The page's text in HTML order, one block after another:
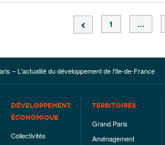
1 …
– L'actualité du développement de l'Ile-de-France
DÉVELOPPEMENT
ÉCONOMIQUE
Collectivités
TERRITOIRES
Grand Paris
Aménagement